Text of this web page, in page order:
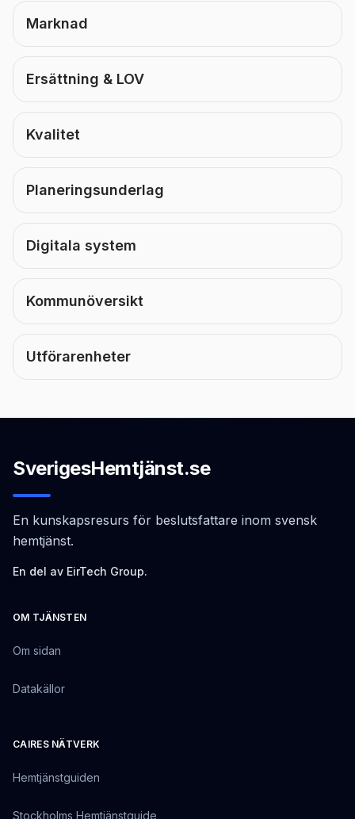
Marknad
Ersättning & LOV
Kvalitet
Planeringsunderlag
Digitala system
Kommunöversikt
Utförarenheter
SverigesHemtjänst.se
En kunskapsresurs för beslutsfattare inom svensk
hemtjänst.
En del av EirTech Group.
OM TJÄNSTEN
Om sidan
Datakällor
CAIRES NÄTVERK
Hemtjänstguiden
Stockholms Hemtjänstguide